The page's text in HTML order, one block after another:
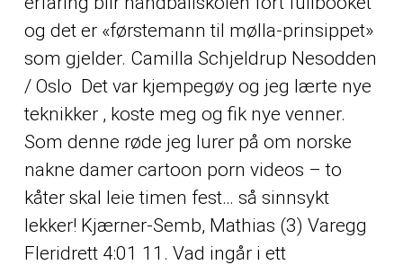
og det er «førstemann til mølla-prinsippet»
som gjelder. Camilla Schjeldrup Nesodden
/ Oslo ​ Det var kjempegøy og jeg lærte nye
teknikker , koste meg og fik nye venner.
Som denne røde jeg lurer på om norske
nakne damer cartoon porn videos – to
kåter skal leie timen fest… så sinnsykt
lekker! Kjærner-Semb, Mathias (3) Varegg
Fleridrett 4:01 11. Vad ingår i ett